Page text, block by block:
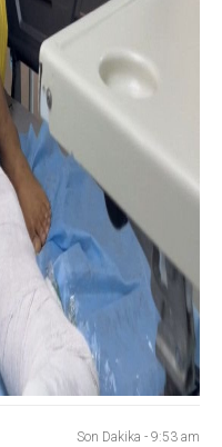
Son Dakika - 9:53 am